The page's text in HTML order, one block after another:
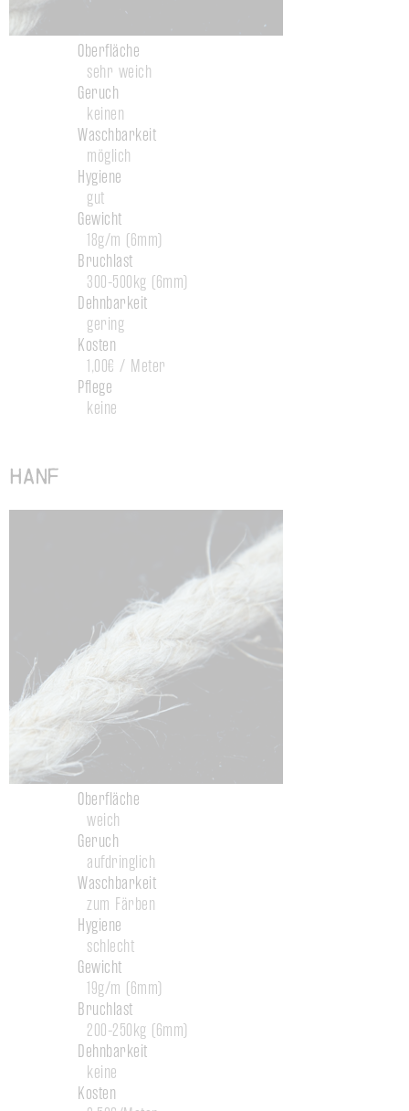
Oberfläche
sehr weich
Geruch
keinen
Waschbarkeit
möglich
Hygiene
gut
Gewicht
18g/m (6mm)
Bruchlast
300-500kg (6mm)
Dehnbarkeit
gering
Kosten
1,00€ / Meter
Pflege
keine
Hanf
Oberfläche
weich
Geruch
aufdringlich
Waschbarkeit
zum Färben
Hygiene
schlecht
Gewicht
19g/m (6mm)
Bruchlast
200-250kg (6mm)
Dehnbarkeit
keine
Kosten